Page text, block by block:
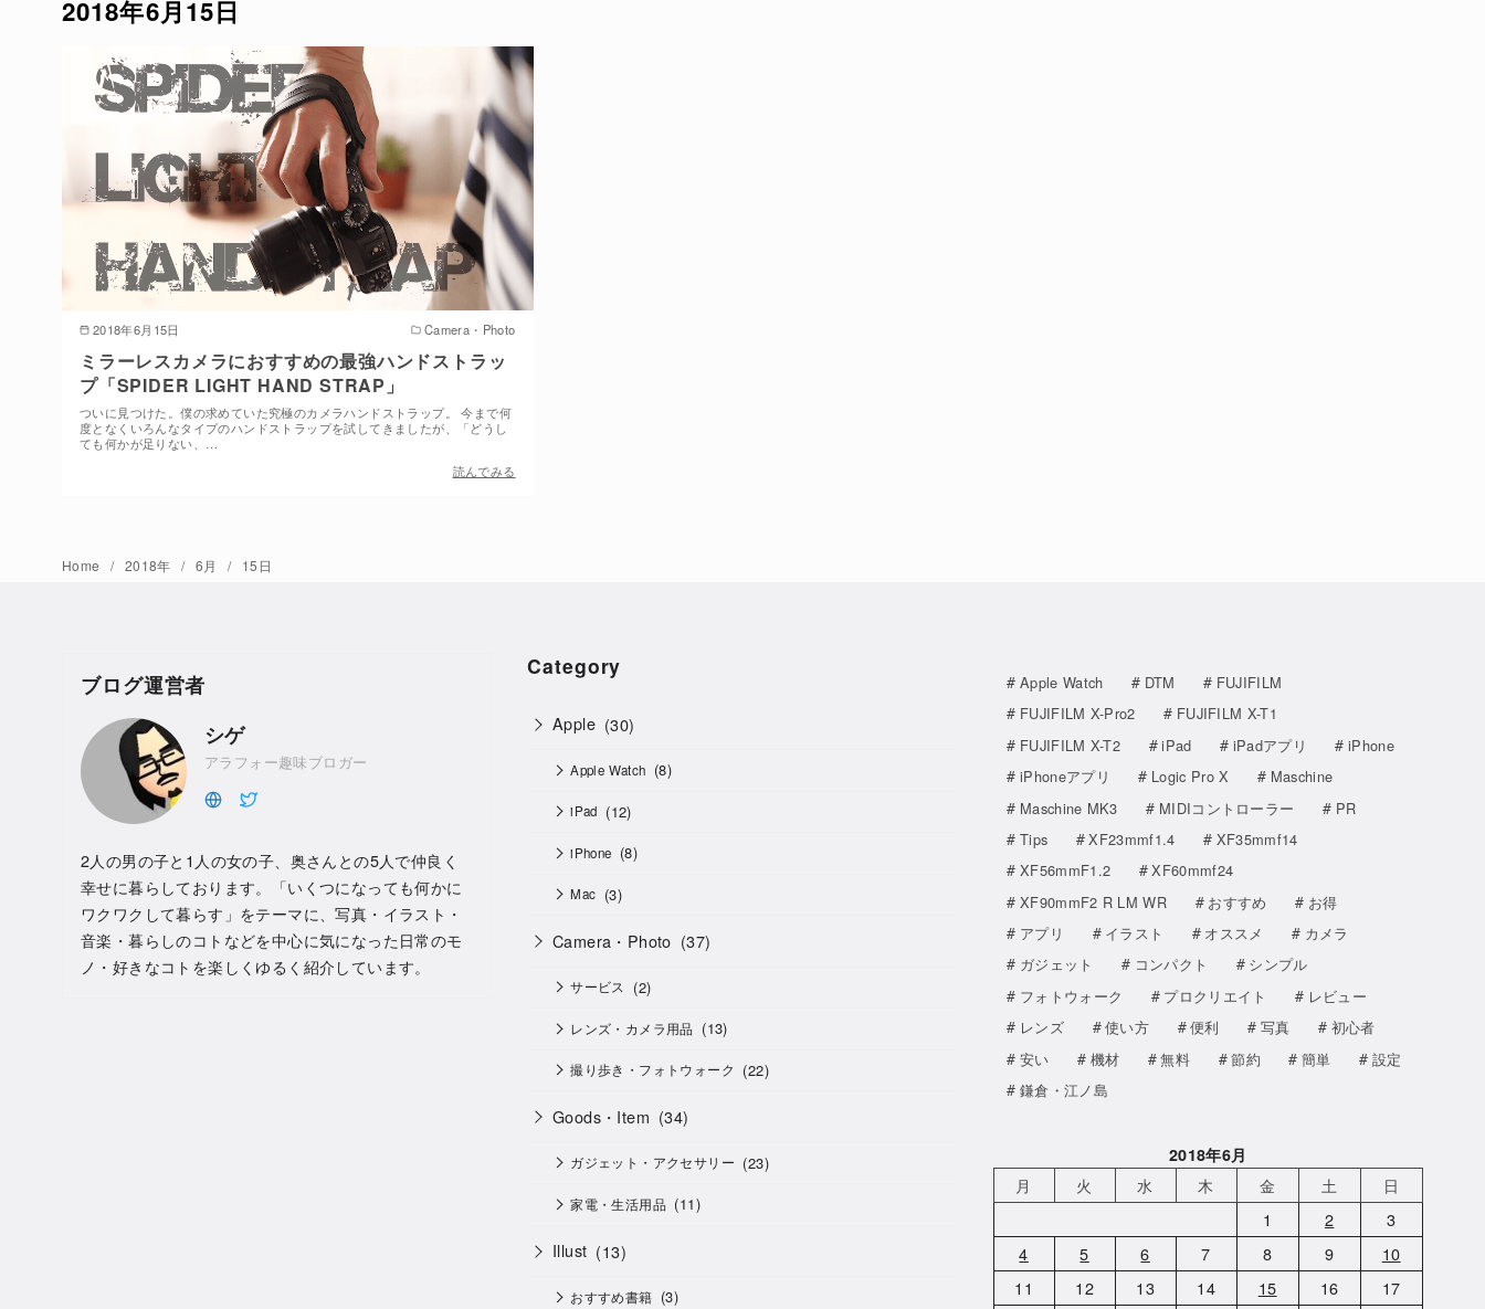
2018年6月15日
2018年6月15日 Camera・Photo
ミラーレスカメラにおすすめの最強ハンドストラッ
プ「SPIDER LIGHT HAND STRAP」
ついに見つけた。僕の求めていた究極のカメラハンドストラップ。 今まで何
度となくいろんなタイプのハンドストラップを試してきましたが、「どうし
ても何かが足りない、…
読んでみる
Home 2018年 6月 15日
ブログ運営者
シゲ
アラフォー趣味ブロガー
2人の男の子と1人の女の子、奥さんとの5人で仲良く
幸せに暮らしております。「いくつになっても何かに
ワクワクして暮らす」をテーマに、写真・イラスト・
音楽・暮らしのコトなどを中心に気になった日常のモ
ノ・好きなコトを楽しくゆるく紹介しています。
Category
Apple (30)
Apple Watch (8)
iPad (12)
iPhone (8)
Mac (3)
Camera・Photo (37)
サービス (2)
レンズ・カメラ用品 (13)
撮り歩き・フォトウォーク (22)
Goods・Item (34)
ガジェット・アクセサリー (23)
家電・生活用品 (11)
Illust (13)
おすすめ書籍 (3)
Apple Watch DTM
FUJIFILM
FUJIFILM X-Pro2
FUJIFILM X-T1
FUJIFILM X-T2
iPad iPadアプリ
iPhone
iPhoneアプリ
Logic Pro X
Maschine
Maschine MK3
MIDIコントローラー
PR
Tips
XF23mmf1.4
XF35mmf14
XF56mmF1.2
XF60mmf24
XF90mmF2 R LM WR
おすすめ
お得
アプリ
イラスト オススメ
カメラ
ガジェット
コンパクト
シンプル
フォトウォーク
プロクリエイト
レビュー
レンズ
使い方 便利 写真
初心者
安い
機材 無料 節約 簡単
設定
鎌倉・江ノ島
2018年6月
月 火 水 木 金 土
日
1
2
3
4
5 6 7 8 9
10
11
12 13 14 15 16
17